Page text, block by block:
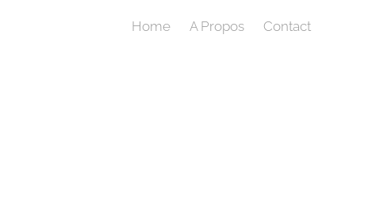
Home A Propos Contact